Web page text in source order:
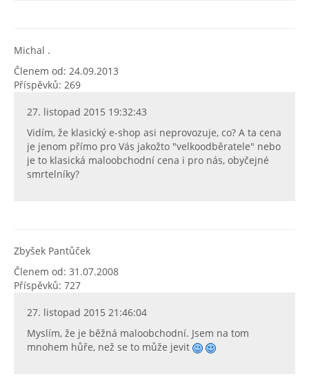
Michal .
Členem od: 24.09.2013
Příspěvků: 269
27. listopad 2015 19:32:43
Vidím, že klasický e-shop asi neprovozuje, co? A ta cena
je jenom přímo pro Vás jakožto "velkoodběratele" nebo
je to klasická maloobchodní cena i pro nás, obyčejné
smrtelníky?
Zbyšek Pantůček
Členem od: 31.07.2008
Příspěvků: 727
27. listopad 2015 21:46:04
Myslím, že je běžná maloobchodní. Jsem na tom
mnohem hůře, než se to může jevit